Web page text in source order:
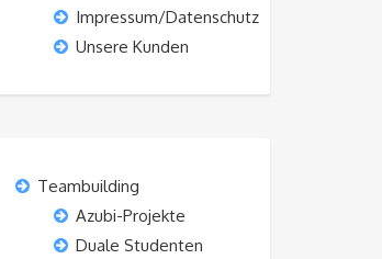
Impressum/Datenschutz
Unsere Kunden
Teambuilding
Azubi-Projekte
Duale Studenten